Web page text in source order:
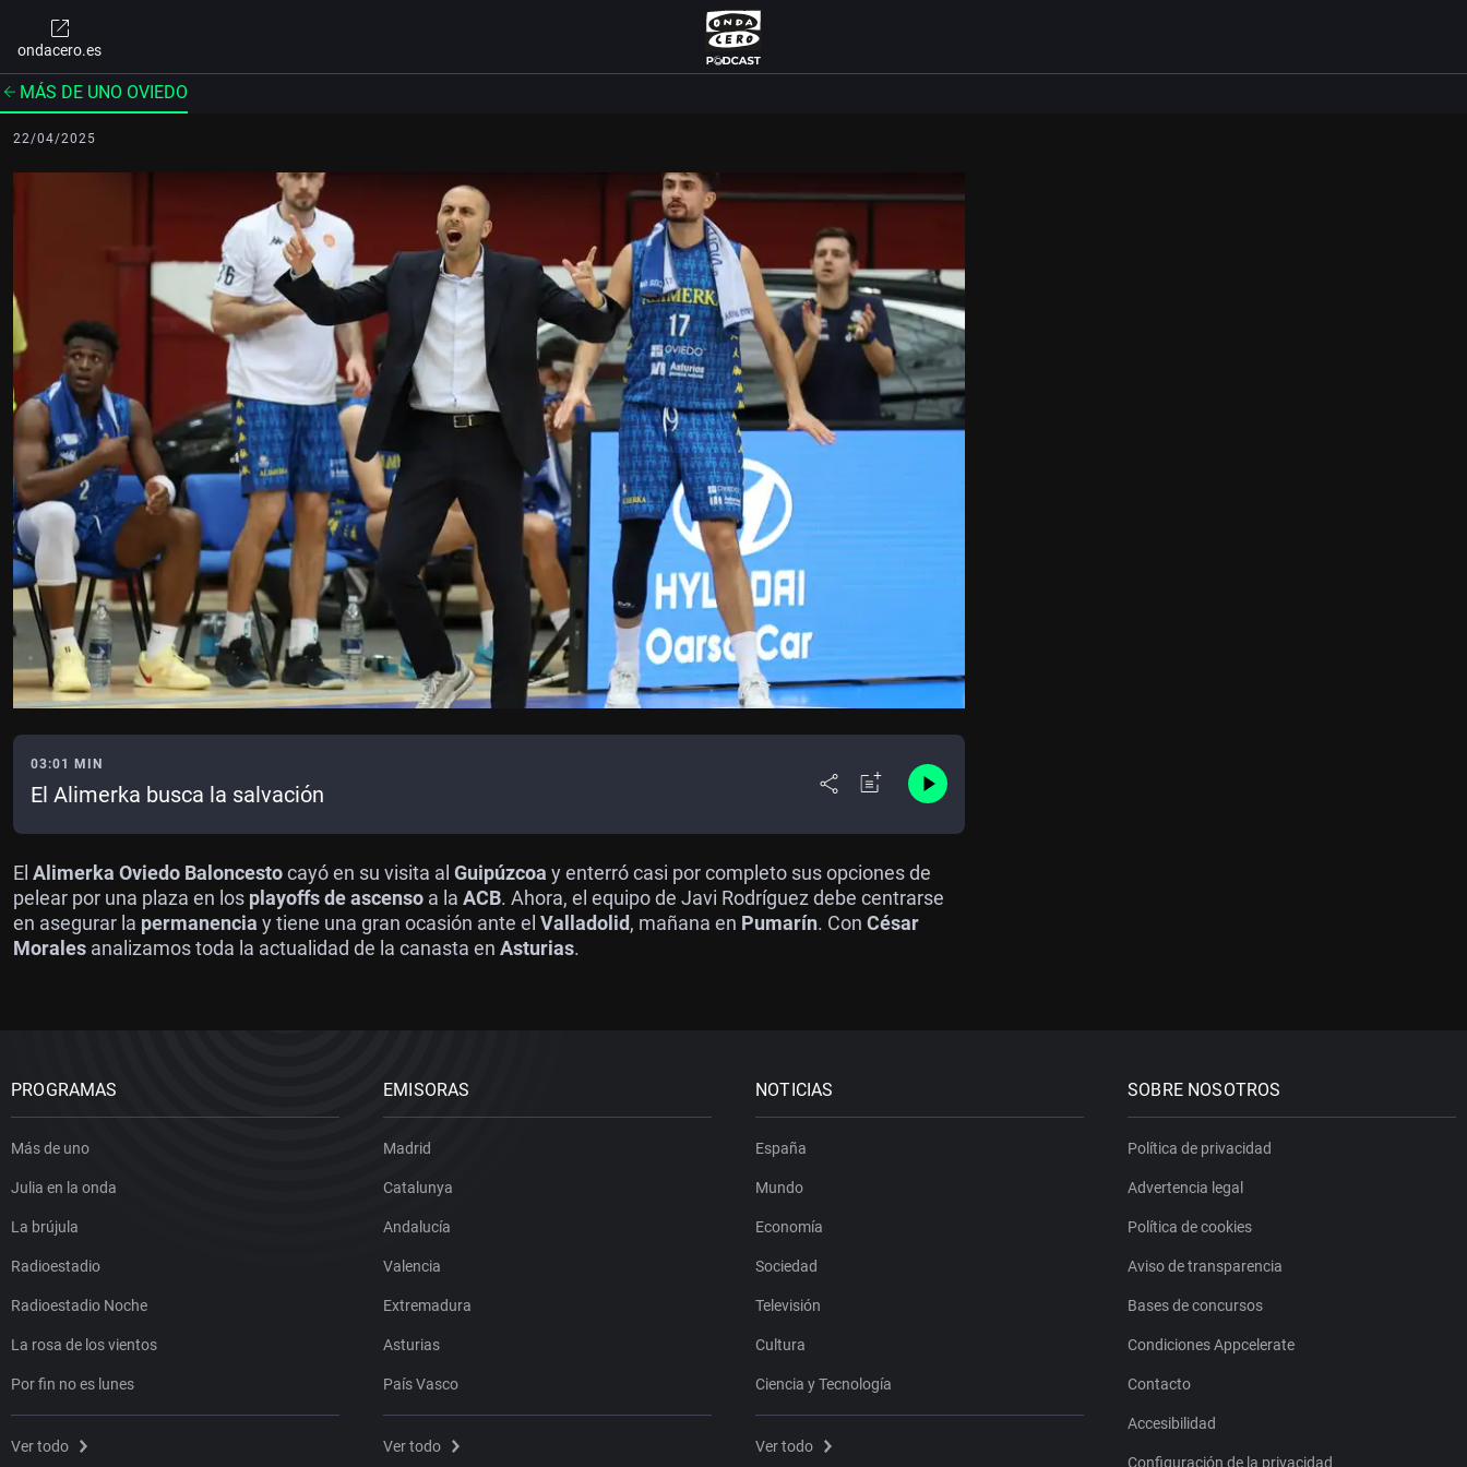
ondacero.es
MÁS DE UNO OVIEDO
22/04/2025
03:01 MIN
El Alimerka busca la salvación
El Alimerka Oviedo Baloncestocayó en su visita al Guipúzcoa y enterró casi por completo sus opciones de
pelear por una plaza en los playoffs de ascenso a la ACB. Ahora, el equipo de Javi Rodríguez debe centrarse
en asegurar la permanencia y tiene una gran ocasión ante el Valladolid, mañana en Pumarín. Con César
Morales analizamos toda la actualidad de la canasta en Asturias.
PROGRAMAS
Más de uno
Julia en la onda
La brújula
Radioestadio
Radioestadio Noche
La rosa de los vientos
Por fin no es lunes
Ver todo
EMISORAS
Madrid
Catalunya
Andalucía
Valencia
Extremadura
Asturias
País Vasco
Ver todo
NOTICIAS
España
Mundo
Economía
Sociedad
Televisión
Cultura
Ciencia y Tecnología
Ver todo
SOBRE NOSOTROS
Política de privacidad
Advertencia legal
Política de cookies
Aviso de transparencia
Bases de concursos
Condiciones Appcelerate
Contacto
Accesibilidad
Configuración de la privacidad